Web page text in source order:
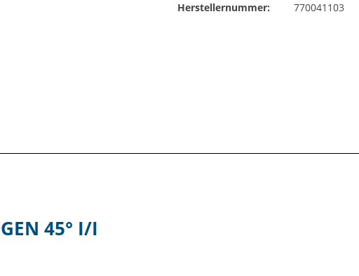
Herstellernummer:
770041103
45° I/I